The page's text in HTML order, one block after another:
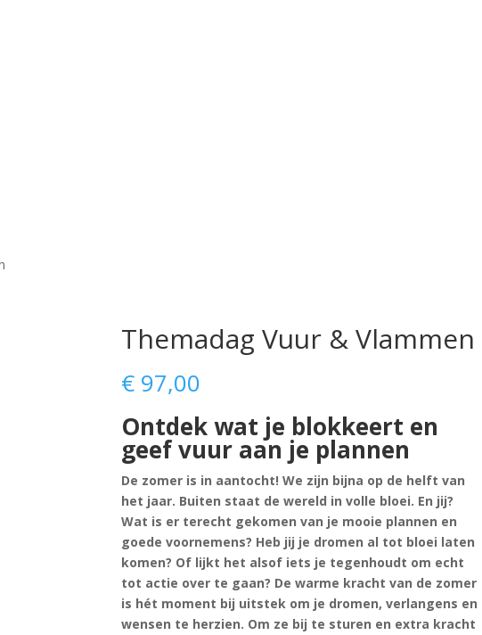
Themadag Vuur & Vlammen
€97,00
Ontdek wat je blokkeert en
geef vuur aan je plannen
De zomer is in aantocht! We zijn bijna op de helft van
het jaar. Buiten staat de wereld in volle bloei. En jij?
Wat is er terecht gekomen van je mooie plannen en
goede voornemens? Heb jij je dromen al tot bloei laten
komen? Of lijkt het alsof iets je tegenhoudt om echt
tot actie over te gaan? De warme kracht van de zomer
is hét moment bij uitstek om je dromen, verlangens en
wensen te herzien. Om ze bij te sturen en extra kracht